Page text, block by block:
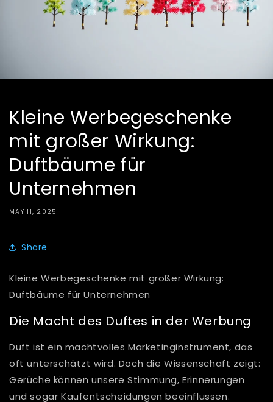
Kleine Werbegeschenke
mit großer Wirkung:
Duftbäume für
Unternehmen
MAY 11, 2025
Share
Kleine Werbegeschenke mit großer Wirkung:
Duftbäume für Unternehmen
Die Macht des Duftes in der Werbung
Duft ist ein machtvolles Marketinginstrument, das
oft unterschätzt wird. Doch die Wissenschaft zeigt:
Gerüche können unsere Stimmung, Erinnerungen
und sogar Kaufentscheidungen beeinflussen.